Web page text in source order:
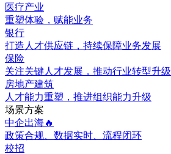
医疗产业
重塑体验，赋能业务
银行
打造人才供应链，持续保障业务发展
保险
关注关键人才发展，推动行业转型升级
房地产建筑
人才能力重塑，推进组织能力升级
场景方案
中企出海🔥
政策合规、数据实时、流程闭环
校招